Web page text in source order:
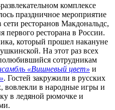
комплексе
праздничное мероприятие
сети ресторанов Макдональдс,
ресторана в России.
который прошел накануне
На этот раз всех
сотрудникам
«Вишневый цвет» и
. Гостей закружили в русских
вовлекли в народные игры и
в ледяной рюмочке и